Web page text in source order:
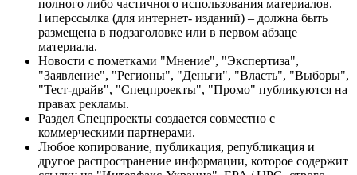
полного либо частичного использования материалов.
Гиперссылка (для интернет- изданий) – должна быть
размещена в подзаголовке или в первом абзаце
материала.
Новости с пометками "Мнение", "Экспертиза",
"Заявление", "Регионы", "Деньги", "Власть", "Выборы",
"Тест-драйв", "Спецпроекты", "Промо" публикуются на
правах рекламы.
Раздел Спецпроекты создается совместно с
коммерческими партнерами.
Любое копирование, публикация, републикация и
другое распространение информации, которое содержит